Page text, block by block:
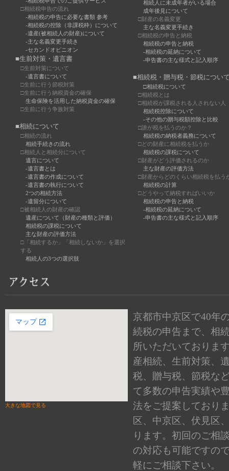
□相続税申告の流れ
-相続税の申告に必要な書類 参考
-相続税の控除（非課税枠）について
-遺産(被相続人の財産)について
-主な名義変更手続き
-セカンドオピニオン
■生前対策・遺言書
□生前対策について
-遺言書について
□生前に行う節税対策
□生前に行う納税資金の確保
生命保険を活用した納税資金の確保
□生前に行う争族対策
■相続について
□相続の流れ
相続手続きの流れ
□相続人と相続分について
遺言について
-遺言書とは
-遺言書の作成について
-遺言書の執行について
2つの相続方法
-遺留分について
□被相続人の財産の確認
遺産について（財産の種類と評価）
相続税の課税について
主な財産の評価方法
□「相続するか」「相続しないか」を選択
する
相続人の3つの選択肢
相続人に未成年者がいる場合
成年後見について
□財産の名義変更
主な名義変更手続き
□相続税の申告と納税
相続税の申告と納税
-相続税の延納について
-申告書の主な様式と記入順序
■相続税・贈与税・節税につい
□相続税について
□相続税とは
□相続税が課税される人されない人
相続税控除について
-その他の贈与税額控除と比較
□誰が税を払うのか？
相続税の納税者義務について
□どの財産に相続税を払うか
相続税の課税について
□財産がどう評価されるのか
主な財産の評価方法
□財産からどのくらい相続税を払う
相続税の計算
□どうやって納税すればいいか
相続税の申告と納税
-相続税の延納について
-申告書の主な様式と記入順序
大きな地図で見る
京都市中京区で40年
続税の申告まで、相
所いただいておりま
産相続、生前対策、
税、贈与税、節税な
て多数の申告実績や
法をご提案しており
区、中京区、伏見区
ります。初回のご相
の対応も可能ですの
軽にご相談下さい。